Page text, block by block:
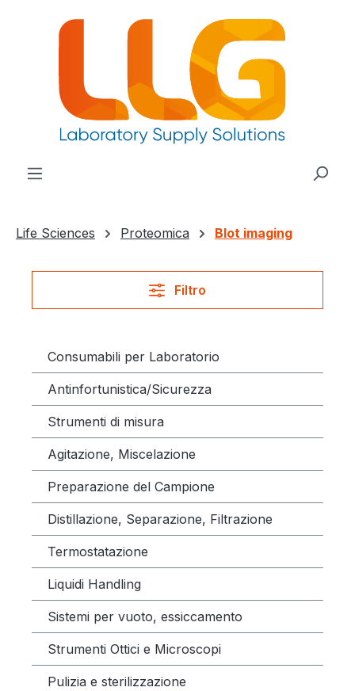
principale
Life Sciences Proteomica Blot imaging
Filtro
Consumabili per Laboratorio
Antinfortunistica/Sicurezza
Strumenti di misura
Agitazione, Miscelazione
Preparazione del Campione
Distillazione, Separazione, Filtrazione
Termostatazione
Liquidi Handling
Sistemi per vuoto, essiccamento
Strumenti Ottici e Microscopi
Pulizia e sterilizzazione